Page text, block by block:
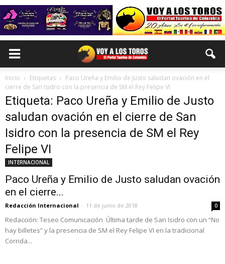
Inicio Etiquetas
Paco Ureña y Emilio de Justo saludan ovación en el
cierre de San Isidro con la presencia de SM el Rey Felipe VI
Etiqueta: Paco Ureña y Emilio de Justo
saludan ovación en el cierre de San
Isidro con la presencia de SM el Rey
Felipe VI
INTERNACIONAL
Paco Ureña y Emilio de Justo saludan ovación
en el cierre...
Redacción Internacional - 11 de junio de 2018 0
Redacción: Teseo Comunicación Última tarde de San Isidro con un “No
hay billetes” y la presencia de SM el Rey Felipe VI en la tradicional
Corrida...